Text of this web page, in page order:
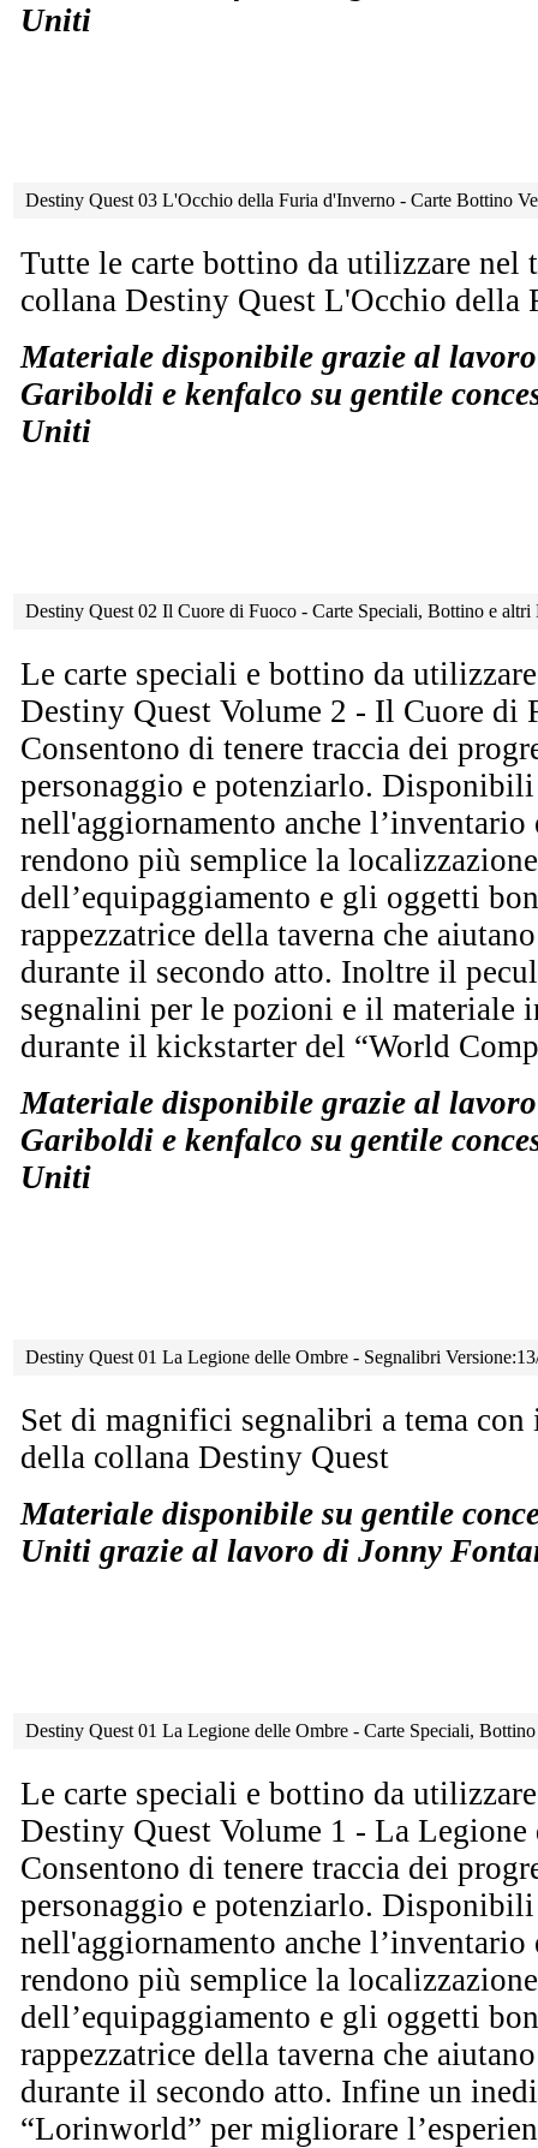
Uniti
Destiny Quest 03 L'Occhio della Furia d'Inverno - Carte Bottino
Tutte le carte bottino da utilizzare nel
collana Destiny Quest L'Occhio della
Materiale disponibile grazie al
Gariboldi e kenfalco su gentile
Uniti
Destiny Quest 02 Il Cuore di Fuoco - Carte Speciali, Bottino e altri
Le carte speciali e bottino da
Destiny Quest Volume 2 - Il Cuore di
Consentono di tenere traccia dei
personaggio e potenziarlo. Disponibili
nell'aggiornamento anche
rendono più semplice la localizzazione
dell’equipaggiamento e gli oggetti
rappezzatrice della taverna che
durante il secondo atto. Inoltre il
segnalini per le pozioni e il materiale
durante il kickstarter del “World
Materiale disponibile grazie al
Gariboldi e kenfalco su gentile
Uniti
Destiny Quest 01 La Legione delle Ombre - Segnalibri
Set di magnifici segnalibri a tema
della collana Destiny Quest
Materiale disponibile su gentile
Uniti grazie al lavoro di Jonny
Destiny Quest 01 La Legione delle Ombre - Carte Speciali,
Le carte speciali e bottino da
Destiny Quest Volume 1 - La Legione
Consentono di tenere traccia dei
personaggio e potenziarlo. Disponibili
nell'aggiornamento anche
rendono più semplice la localizzazione
dell’equipaggiamento e gli oggetti
rappezzatrice della taverna che
durante il secondo atto. Infine un
“Lorinworld” per migliorare